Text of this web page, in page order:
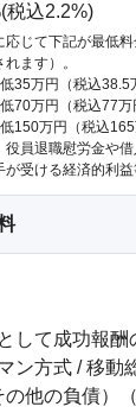
税込2.2%)
応じて下記が最低
ます）。
35万円（税込38.5
70万円（税込77万
150万円（税込165
役員退職慰労金や
受ける経済的利益
して成功報酬
ン方式 / 移動
他の負債）（